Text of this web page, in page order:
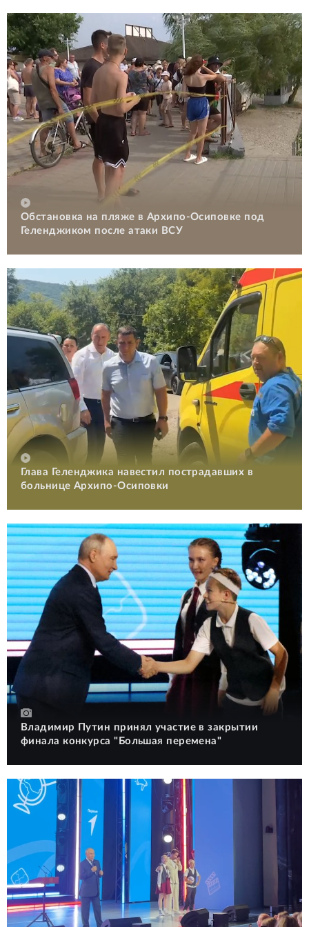
Обстановка на пляже в Архипо-Осиповке под
Геленджиком после атаки ВСУ
Глава Геленджика навестил пострадавших в
больнице Архипо-Осиповки
Владимир Путин принял участие в закрытии
финала конкурса "Большая перемена"